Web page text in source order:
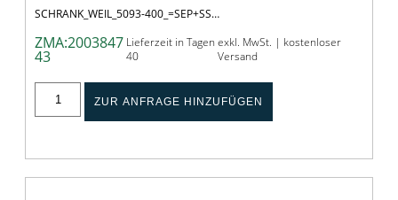
SCHRANK_WEIL_5093-400_=SEP+SS…
ZMA:2003847
43
Lieferzeit in Tagen
40
exkl. MwSt. | kostenloser
Versand
ZUR ANFRAGE HINZUFÜGEN